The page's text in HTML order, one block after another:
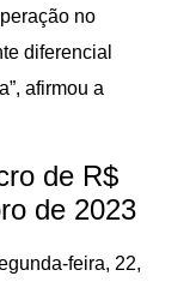
no
diferencial
afirmou a
de R$
de 2023
feira, 22,